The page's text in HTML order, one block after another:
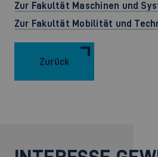
Zur Fakultät Maschinen und
Zur Fakultät Mobilität und
Zurück